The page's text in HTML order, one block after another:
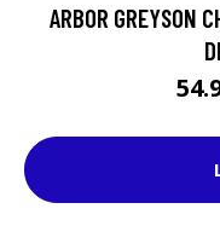
ARBOR GREYSON